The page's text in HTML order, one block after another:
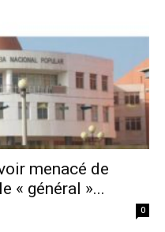
menacé de
« général »...
0